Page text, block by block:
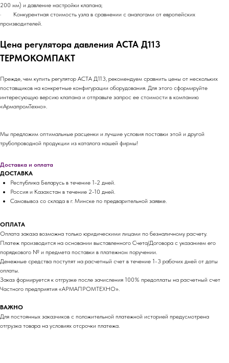
200 мм) и давление настройки клапана;
· Конкурентная стоимость узла в сравнении с аналогами от европейских
производителей.
Цена регулятора давления АСТА Д113
ТЕРМОКОМПАКТ
Прежде, чем купить регулятор АСТА Д113, рекомендуем сравнить цены от нескольких
поставщиков на конкретные конфигурации оборудования. Для этого сформируйте
интересующую версию клапана и отправьте запрос ее стоимости в компанию
«АрмапромТехно».
Мы предложим оптимальные расценки и лучшие условия поставки этой и другой
трубопроводной продукции из каталога нашей фирмы!
Доставка и оплата
ДОСТАВКА
Республика Беларусь в течение 1-2 дней.
Россия и Казахстан в течение 2-10 дней.
Самовывоз со склада в г. Минске по предварительной заявке.
ОПЛАТА
Оплата заказа возможна только юридическими лицами по безналичному расчету.
Платеж производится на основании выставленного Счета/Договора с указанием его
порядкового № и предмета поставки в платежном поручении.
Денежные средства поступят на расчетный счет в течение 1-3 рабочих дней от даты
оплаты.
Заказ формируется к отгрузке после зачисления 100% предоплаты на расчетный счет
Частного предприятия «АРМАПРОМТЕХНО».
ВАЖНО
Для постоянных заказчиков с положительной платежной историей предусмотрена
отгрузка товара на условиях отсрочки платежа.